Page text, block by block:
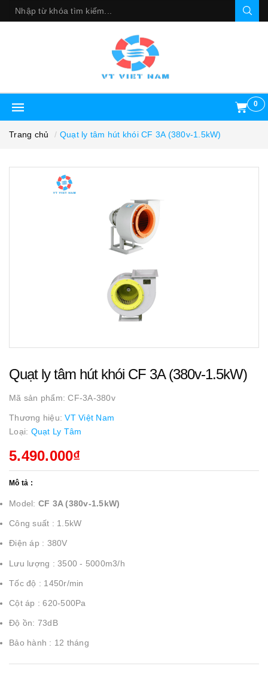
0
Trang chủ Quạt ly tâm hút khói CF 3A (380v-1.5kW)
Quạt ly tâm hút khói CF 3A (380v-1.5kW)
Mã sản phẩm:CF-3A-380v
Thương hiệu:VT Việt Nam
Loại: Quạt Ly Tâm
5.490.000₫
Mô tả :
Model: CF 3A (380v-1.5kW)
Công suất : 1.5kW
Điện áp : 380V
Lưu lượng : 3500 - 5000m3/h
Tốc độ : 1450r/min
Cột áp : 620-500Pa
Độ ồn: 73dB
Bảo hành : 12 tháng